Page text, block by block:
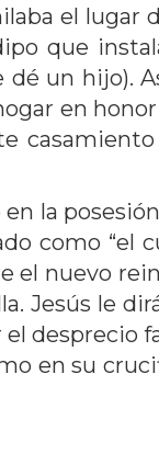
el lugar
que
un hijo).
en
la
como “el
el nuevo
Jesús le
desprecio
en su